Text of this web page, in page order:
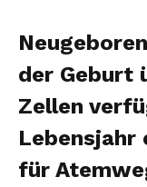
der Geburt
Zellen
Lebensjahr
für